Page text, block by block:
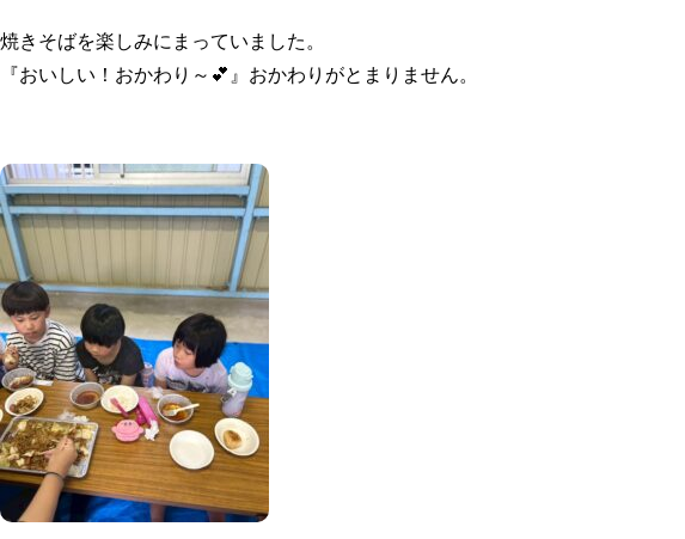
焼きそばを楽しみにまっていました。
『おいしい！おかわり～💕』おかわりがとまりません。